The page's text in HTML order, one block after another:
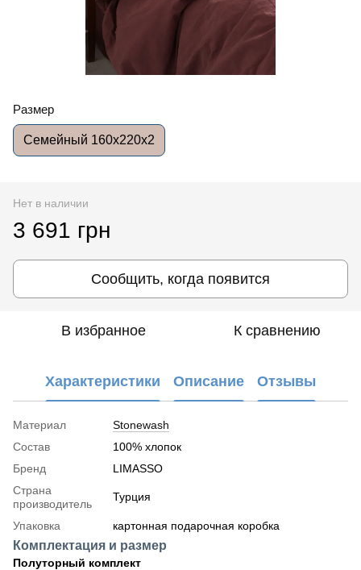
Размер
Семейный 160x220x2
Нет в наличии
3 691 грн
Сообщить, когда появится
В избранное К сравнению
Характеристики Описание Отзывы
Материал
Stonewash
Состав
100% хлопок
Бренд
LIMASSO
Страна
производитель
Турция
Упаковка картонная подарочная коробка
Комплектация и размер
Полуторный комплект